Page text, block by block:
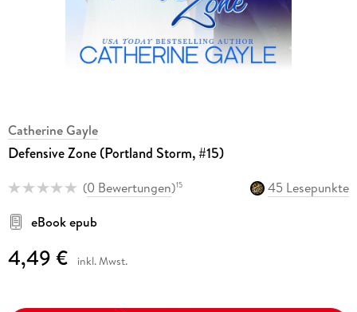
Catherine Gayle
Defensive Zone (Portland Storm, #15)
(0 Bewertungen)15
45 Lesepunkte
eBook epub
4,49 € inkl. Mwst.